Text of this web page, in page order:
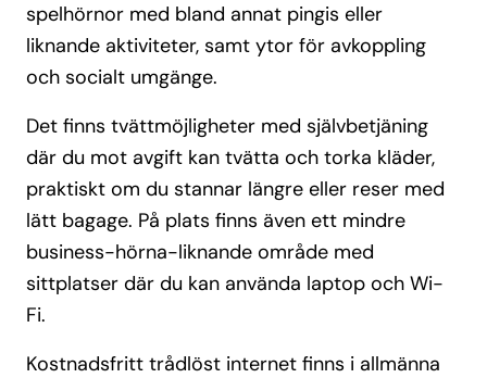
spelhörnor med bland annat pingis eller
liknande aktiviteter, samt ytor för avkoppling
och socialt umgänge.
Det finns tvättmöjligheter med självbetjäning
där du mot avgift kan tvätta och torka kläder,
praktiskt om du stannar längre eller reser med
lätt bagage. På plats finns även ett mindre
business-hörna-liknande område med
sittplatser där du kan använda laptop och Wi-
Fi.
Kostnadsfritt trådlöst internet finns i allmänna